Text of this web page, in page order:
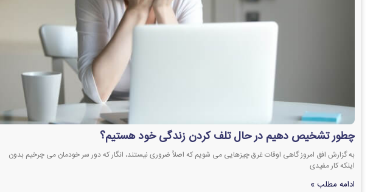
چطور تشخیص دهیم در حال تلف کردن زندگی خود هستیم؟
به گزارش افق امروز گاهی اوقات غرق چیزهایی می شویم که اصلاً ضروری نیستند، انگار که دور سر خودمان می چرخیم بدون
اینکه کار مفیدی
ادامه مطلب »